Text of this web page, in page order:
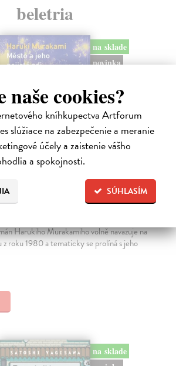
cookies?
kníhkupectva Artforum
slúžiace na zabezpečenie a meranie
účely a zaistenie vášho
a spokojnosti.
SÚHLASÍM
beletria
na sklade
novinka
zdi
Harukiho Murakamiho volně navazuje na
z roku 1980 a tematicky se prolíná s jeho
na sklade